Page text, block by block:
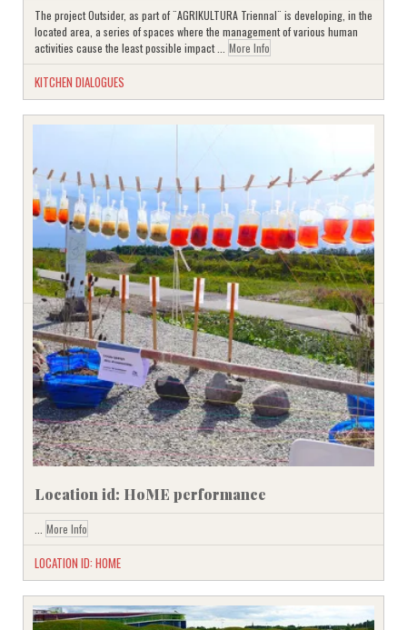
The project Outsider, as part of ¨AGRIKULTURA Triennal¨ is developing, in the
located area, a series of spaces where the management of various human
activities cause the least possible impact ... More Info
KITCHEN DIALOGUES
Location id: HoME performance
More Info
LOCATION ID: HOME